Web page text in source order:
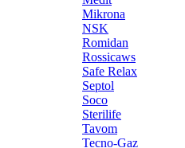
Mikrona
NSK
Romidan
Rossicaws
Safe Relax
Septol
Soco
Sterilife
Tavom
Tecno-Gaz